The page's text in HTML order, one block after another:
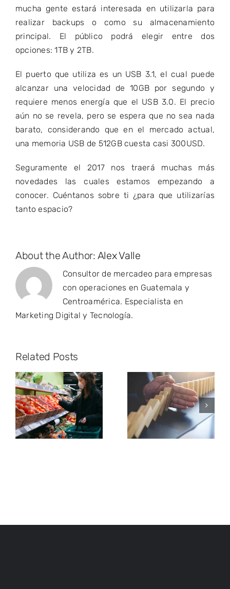
mucha gente estará interesada en utilizarla para
realizar backups o como su almacenamiento
principal. El público podrá elegir entre dos
opciones: 1TB y 2TB.
El puerto que utiliza es un USB 3.1, el cual puede
alcanzar una velocidad de 10GB por segundo y
requiere menos energía que el USB 3.0. El precio
aún no se revela, pero se espera que no sea nada
barato, considerando que en el mercado actual,
una memoria USB de 512GB cuesta casi 300USD.
Seguramente el 2017 nos traerá muchas más
novedades las cuales estamos empezando a
conocer. Cuéntanos sobre ti ¿para que utilizarías
tanto espacio?
About the Author: Alex Valle
Consultor de mercadeo para empresas
con operaciones en Guatemala y
Centroamérica. Especialista en
Marketing Digital y Tecnología.
Related Posts
Marketing: 5
estrategias
ante la crisis
3 elementos
para empezar
a vender en
Redes Sociales